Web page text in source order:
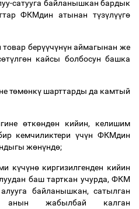
-сатууга байланышкан бардык
ФКМдин атынан түзүлүүгө
товар берүүчүнүн аймагынан же
өтүлгөн кайсы болбосун башка
төмөнкү шарттарды да камтый
өткөндөн кийин, келишим
кемчиликтери үчүн ФКМдин
жөнүндө;
күчүнө киргизилгенден кийин
баш тарткан учурда,ФКМ
алууга байланышкан,сатылган
анын жабылбай
калган